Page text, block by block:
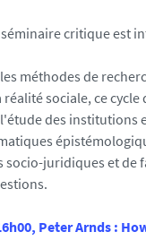
séminaire critique est
méthodes de
réalité sociale, ce
des institutions
socio-juridiques et
Peter Arnds :